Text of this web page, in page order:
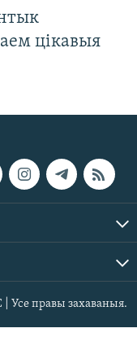
цікавыя
Усе правы захаваныя.